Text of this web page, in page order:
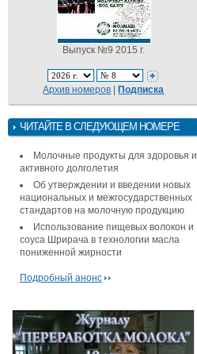
Выпуск №9 2015 г.
Архив номеров |Подписка
ЧИТАЙТЕ В СЛЕДУЮЩЕМ НОМЕРЕ
Молочные продукты для здоровья и
активного долголетия
Об утверждении и введении новых
национальных и межгосударственных
стандартов на молочную продукцию
Использование пищевых волокон и
соуса Шрирача в технологии масла
пониженной жирности
Подробный анонс